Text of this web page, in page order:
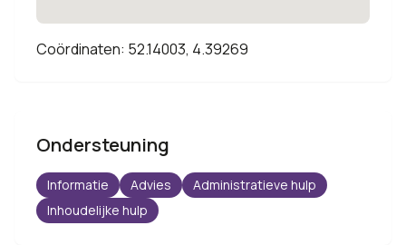
Coördinaten: 52.14003, 4.39269
Ondersteuning
Informatie Advies
Administratieve hulp
Inhoudelijke hulp